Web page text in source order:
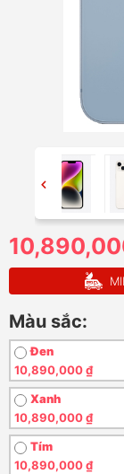
Màu sắc:
Đen
10,890,000 ₫
Xanh
10,890,000 ₫
Tím
10,890,000 ₫